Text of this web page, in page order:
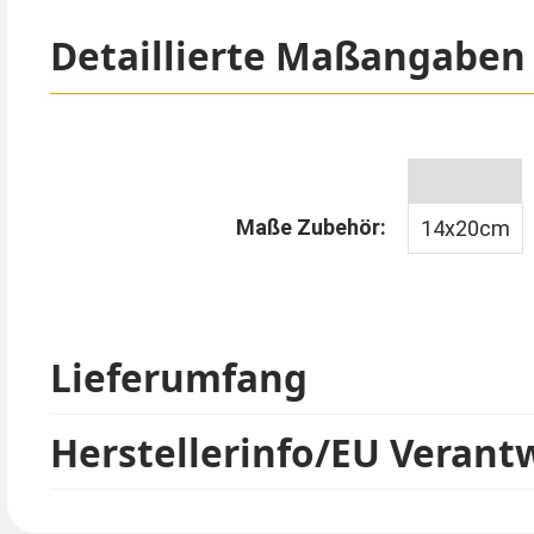
Schulaufführungen, Karnevalsumzüge oder
Detaillierte Maßangaben
Maße Zubehör: 14x20cm
Lieferumfang
Herstellerinfo/EU